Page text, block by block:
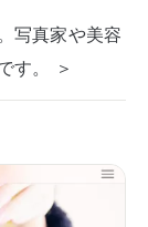
写真家や美容
す。 ＞